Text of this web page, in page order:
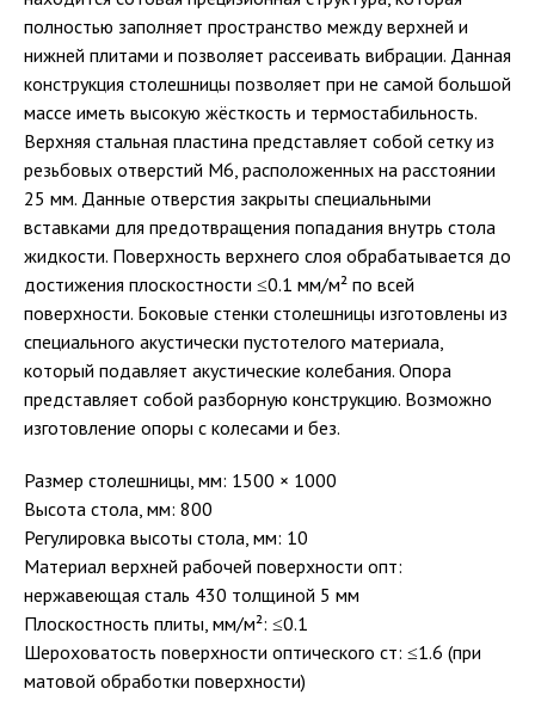
полностью заполняет пространство между верхней и
нижней плитами и позволяет рассеивать вибрации. Данная
конструкция столешницы позволяет при не самой большой
массе иметь высокую жёсткость и термостабильность.
Верхняя стальная пластина представляет собой сетку из
резьбовых отверстий M6, расположенных на расстоянии
25 мм. Данные отверстия закрыты специальными
вставками для предотвращения попадания внутрь стола
жидкости. Поверхность верхнего слоя обрабатывается до
достижения плоскостности ≤0.1 мм/м² по всей
поверхности. Боковые стенки столешницы изготовлены из
специального акустически пустотелого материала,
который подавляет акустические колебания. Опора
представляет собой разборную конструкцию. Возможно
изготовление опоры с колесами и без.
Размер столешницы, мм: 1500 × 1000
Высота стола, мм: 800
Регулировка высоты стола, мм: 10
Материал верхней рабочей поверхности опт:
нержавеющая сталь 430 толщиной 5 мм
Плоскостность плиты, мм/м²: ≤0.1
Шероховатость поверхности оптического ст: ≤1.6 (при
матовой обработки поверхности)